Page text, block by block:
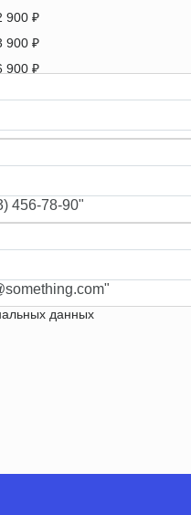
900 ₽
900 ₽
900 ₽
456-78-90"
данных